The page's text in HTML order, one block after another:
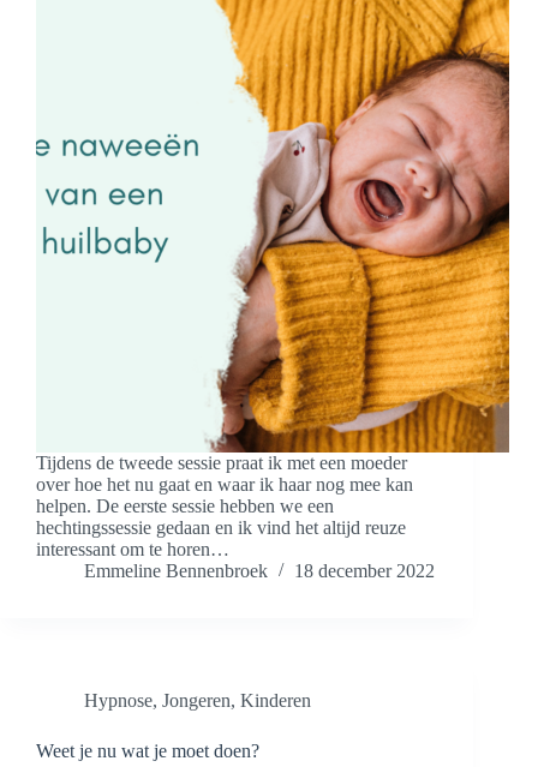
Tijdens de tweede sessie praat ik met een moeder
over hoe het nu gaat en waar ik haar nog mee kan
helpen. De eerste sessie hebben we een
hechtingssessie gedaan en ik vind het altijd reuze
interessant om te horen…
Emmeline Bennenbroek
18 december 2022
Hypnose, Jongeren, Kinderen
Weet je nu wat je moet doen?